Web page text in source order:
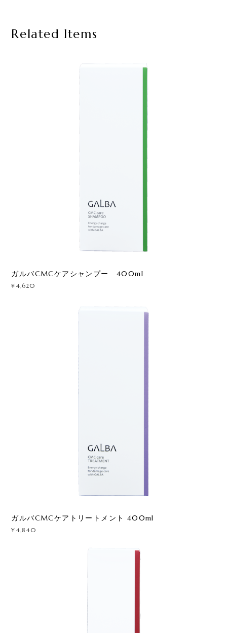
Related Items
ガルバCMCケアシャンプー 400ml
¥4,620
ガルバCMCケアトリートメント 400ml
¥4,840